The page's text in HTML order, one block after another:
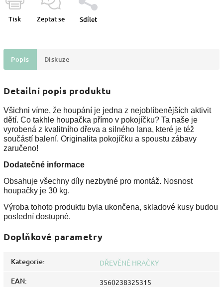
Tisk Zeptat se Sdílet
Popis Diskuze
Detailní popis produktu
Všichni víme, že houpání je jedna z nejoblíbenějších aktivit
dětí. Co takhle houpačka přímo v pokojíčku? Ta naše je
vyrobená z kvalitního dřeva a silného lana, které je též
součástí balení. Originalita pokojíčku a spoustu zábavy
zaručeno!
Dodatečné informace
Obsahuje všechny díly nezbytné pro montáž. Nosnost
houpačky je 30 kg.
Výroba tohoto produktu byla ukončena, skladové kusy budou
poslední dostupné.
Doplňkové parametry
Kategorie: DŘEVĚNÉ HRAČKY
EAN: 3560238325315